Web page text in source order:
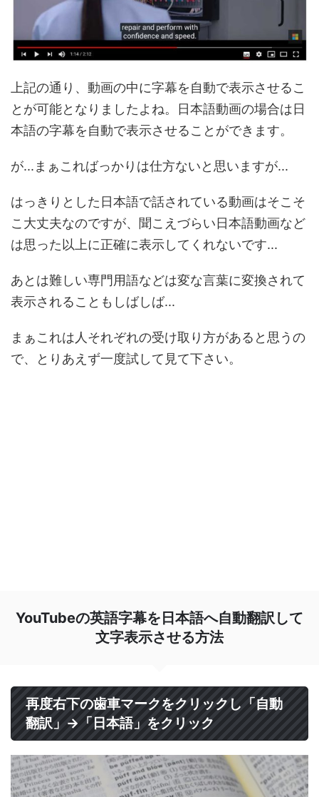
上記の通り、動画の中に字幕を自動で表示させるこ
とが可能となりましたよね。日本語動画の場合は日
本語の字幕を自動で表示させることができます。
が...まぁこればっかりは仕方ないと思いますが...
はっきりとした日本語で話されている動画はそこそ
こ大丈夫なのですが、聞こえづらい日本語動画など
は思った以上に正確に表示してくれないです...
あとは難しい専門用語などは変な言葉に変換されて
表示されることもしばしば...
まぁこれは人それぞれの受け取り方があると思うの
で、とりあえず一度試して見て下さい。
YouTubeの英語字幕を日本語へ自動翻訳して
文字表示させる方法
再度右下の歯車マークをクリックし「自動
翻訳」→「日本語」をクリック